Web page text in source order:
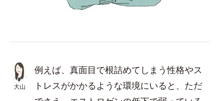
大山
例えば、真面目で根詰めてしまう性格やス
トレスがかかるような環境にいると、ただ